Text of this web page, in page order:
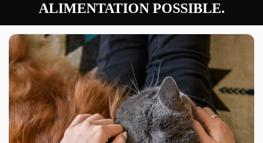
ALIMENTATION POSSIBLE.